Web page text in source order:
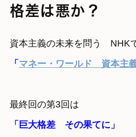
格差は悪か？
資本主義の未来を問う　NHK
「 マネー・ワールド　資本主
最終回の第3回は